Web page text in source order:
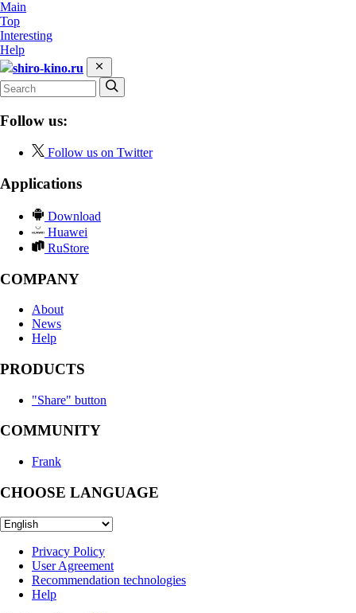
Main
Top
Interesting
Help
shiro-kino.ru
Follow us:
Follow us on Twitter
Applications
Download
Huawei
RuStore
COMPANY
About
News
Help
PRODUCTS
"Share" button
COMMUNITY
Frank
CHOOSE LANGUAGE
Privacy Policy
User Agreement
Recommendation technologies
Help